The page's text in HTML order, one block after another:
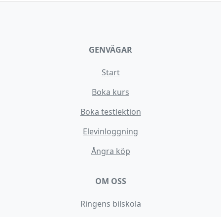
GENVÄGAR
Start
Boka kurs
Boka testlektion
Elevinloggning
Ångra köp
OM OSS
Ringens bilskola